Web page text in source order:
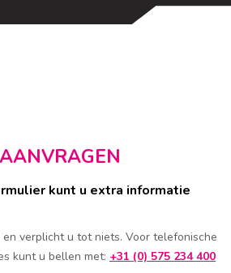
kunt u extra informatie
verplicht u tot niets. Voor telefonische
kunt u bellen met: +31 (0) 575 234 400